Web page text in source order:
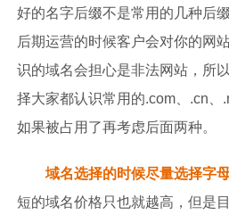
好的名字后缀不是常用的几种后
后期运营的时候客户会对你的网
识的域名会担心是非法网站，所
择大家都认识常用的.com、.cn、
如果被占用了再考虑后面两种。
域名选择的时候尽量选择字
短的域名价格只也就越高，但是